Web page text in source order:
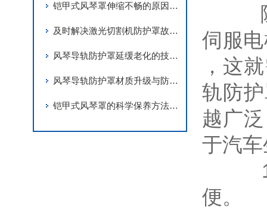
铠甲式风琴罩伸缩不畅的原因有哪些？
及时解决激光切割机防护罩故障是实现长期稳定防护的关键
风琴导轨防护罩延缓老化的技术手段
风琴导轨防护罩材质升级与防护优化
铠甲式风琴罩的科学保养方法分享
随
伺服
，这
轨防
越广
于汽
1
便。